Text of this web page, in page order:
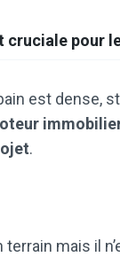
pour
est
.
mais il